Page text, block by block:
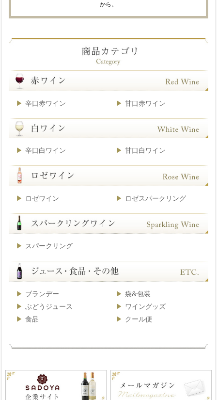
から。
辛口赤ワイン 甘口赤ワイン
辛口白ワイン 甘口白ワイン
ロゼワイン ロゼスパークリング
スパークリング
ブランデー
袋&包装
ぶどうジュース
ワイングッズ
食品
クール便